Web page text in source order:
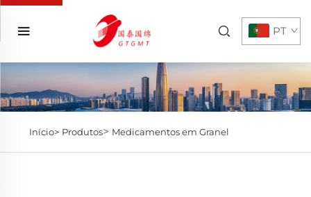
PT
Início> Produtos> Medicamentos em Granel